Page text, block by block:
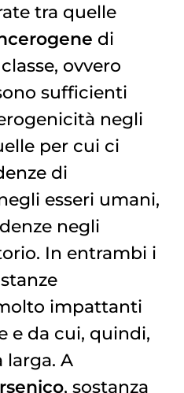
tra quelle
di
ovvero
sufficienti
negli
per cui ci
di
esseri umani,
negli
In entrambi i
impattanti
e da cui, quindi,
larga. A
, sostanza